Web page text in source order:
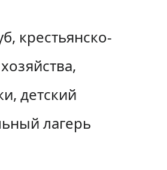
крестьянско-
детский
лагерь